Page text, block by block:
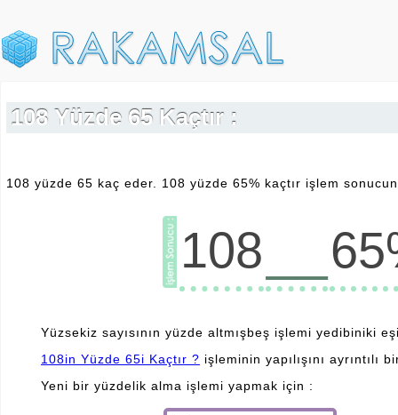
108 Yüzde 65 Kaçtır :
108 yüzde 65 kaç eder. 108 yüzde 65% kaçtır işlem
108
Yüzsekiz sayısının yüzde altmışbeş işlemi yedibiniki
108in Yüzde 65i Kaçtır ? işleminin yapılışını
Yeni bir yüzdelik alma işlemi yapmak için :